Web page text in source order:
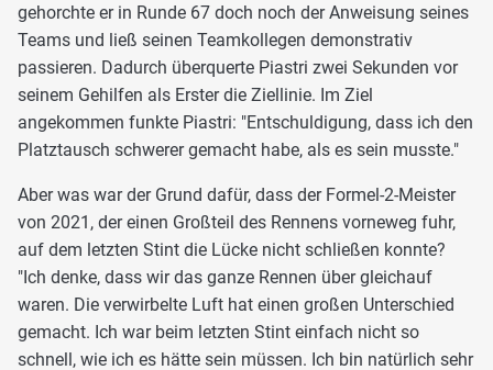
gehorchte er in Runde 67 doch noch der Anweisung seines
Teams und ließ seinen Teamkollegen demonstrativ
passieren. Dadurch überquerte Piastri zwei Sekunden vor
seinem Gehilfen als Erster die Ziellinie. Im Ziel
angekommen funkte Piastri: "Entschuldigung, dass ich den
Platztausch schwerer gemacht habe, als es sein musste."
Aber was war der Grund dafür, dass der Formel-2-Meister
von 2021, der einen Großteil des Rennens vorneweg fuhr,
auf dem letzten Stint die Lücke nicht schließen konnte?
"Ich denke, dass wir das ganze Rennen über gleichauf
waren. Die verwirbelte Luft hat einen großen Unterschied
gemacht. Ich war beim letzten Stint einfach nicht so
schnell, wie ich es hätte sein müssen. Ich bin natürlich sehr